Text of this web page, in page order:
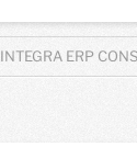
INTEGRA ERP